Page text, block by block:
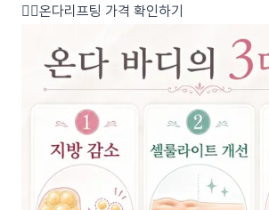
👉🏻온다리프팅 가격 확인하기